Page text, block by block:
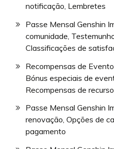
notificação, Lembretes
Passe Mensal Genshin
comunidade,
Classificações de
Recompensas de
Bónus especiais de
Recompensas de
Passe Mensal Genshin
renovação, Opções de
pagamento